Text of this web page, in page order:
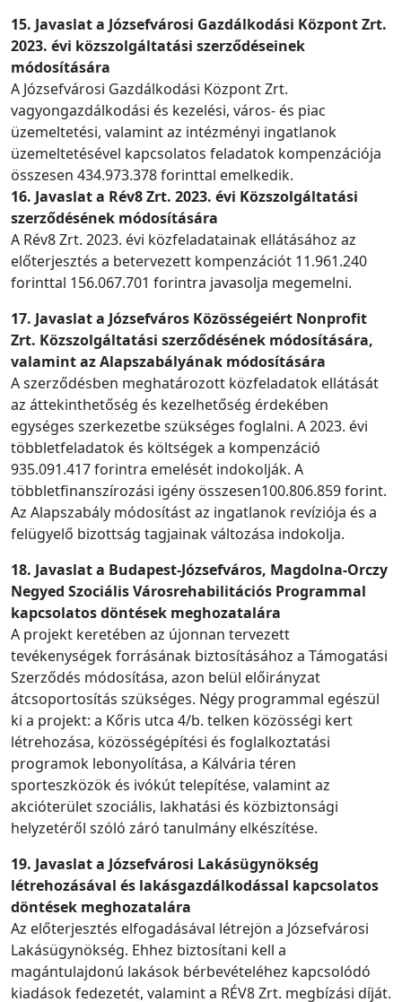
15. Javaslat a Józsefvárosi Gazdálkodási Központ Zrt.
2023. évi közszolgáltatási szerződéseinek
módosítására
A Józsefvárosi Gazdálkodási Központ Zrt.
vagyongazdálkodási és kezelési, város- és piac
üzemeltetési, valamint az intézményi ingatlanok
üzemeltetésével kapcsolatos feladatok kompenzációja
összesen 434.973.378 forinttal emelkedik.
16. Javaslat a Rév8 Zrt. 2023. évi Közszolgáltatási
szerződésének módosítására
A Rév8 Zrt. 2023. évi közfeladatainak ellátásához az
előterjesztés a betervezett kompenzációt 11.961.240
forinttal 156.067.701 forintra javasolja megemelni.
17. Javaslat a Józsefváros Közösségeiért Nonprofit
Zrt. Közszolgáltatási szerződésének módosítására,
valamint az Alapszabályának módosítására
A szerződésben meghatározott közfeladatok ellátását
az áttekinthetőség és kezelhetőség érdekében
egységes szerkezetbe szükséges foglalni. A 2023. évi
többletfeladatok és költségek a kompenzáció
935.091.417 forintra emelését indokolják. A
többletfinanszírozási igény összesen100.806.859 forint.
Az Alapszabály módosítást az ingatlanok revíziója és a
felügyelő bizottság tagjainak változása indokolja.
18. Javaslat a Budapest-Józsefváros, Magdolna-Orczy
Negyed Szociális Városrehabilitációs Programmal
kapcsolatos döntések meghozatalára
A projekt keretében az újonnan tervezett
tevékenységek forrásának biztosításához a Támogatási
Szerződés módosítása, azon belül előirányzat
átcsoportosítás szükséges. Négy programmal egészül
ki a projekt: a Kőris utca 4/b. telken közösségi kert
létrehozása, közösségépítési és foglalkoztatási
programok lebonyolítása, a Kálvária téren
sporteszközök és ivókút telepítése, valamint az
akcióterület szociális, lakhatási és közbiztonsági
helyzetéről szóló záró tanulmány elkészítése.
19. Javaslat a Józsefvárosi Lakásügynökség
létrehozásával és lakásgazdálkodással kapcsolatos
döntések meghozatalára
Az előterjesztés elfogadásával létrejön a Józsefvárosi
Lakásügynökség. Ehhez biztosítani kell a
magántulajdonú lakások bérbevételéhez kapcsolódó
kiadások fedezetét, valamint a RÉV8 Zrt. megbízási díját.